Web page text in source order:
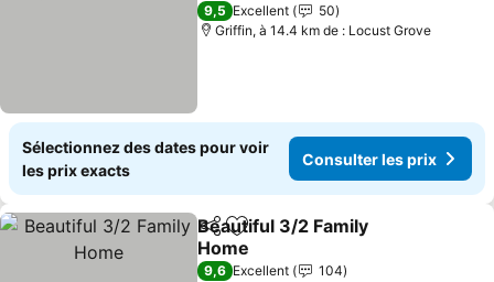
9,5 Excellent
50
Griffin, à 14.4 km de : Locust Grove
Sélectionnez des dates pour voir
les prix exacts
Consulter les prix
PartagerAjouter à mes favoris
Beautiful 3/2 Family
Home
9,6 Excellent
104